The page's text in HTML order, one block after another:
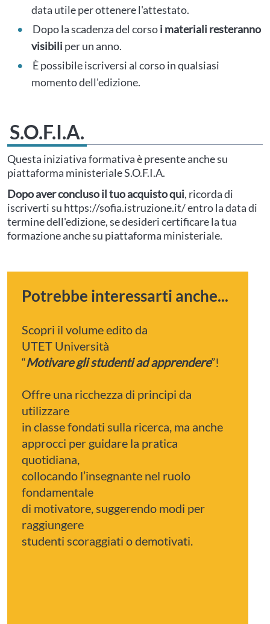
data utile per ottenere l'attestato.
Dopo la scadenza del corsoi materiali resteranno
visibiliper un anno.
È possibile iscriversi al corso in qualsiasi
momento dell'edizione.
S.O.F.I.A.
Questa iniziativa formativa è presente anche su
piattaforma ministeriale S.O.F.I.A.
Dopo aver concluso il tuo acquisto qui, ricorda di
iscriverti su https://sofia.istruzione.it/ entro la data di
termine dell'edizione, se desideri certificare la tua
formazione anche su piattaforma ministeriale.
Potrebbe interessarti anche...
Scopri il volume edito da
UTET Università
“Motivare gli studenti ad apprendere”!
Offre una ricchezza di principi da
utilizzare
in classe fondati sulla ricerca, ma anche
approcci per guidare la pratica
quotidiana,
collocando l’insegnante nel ruolo
fondamentale
di motivatore, suggerendo modi per
raggiungere
studenti scoraggiati o demotivati.